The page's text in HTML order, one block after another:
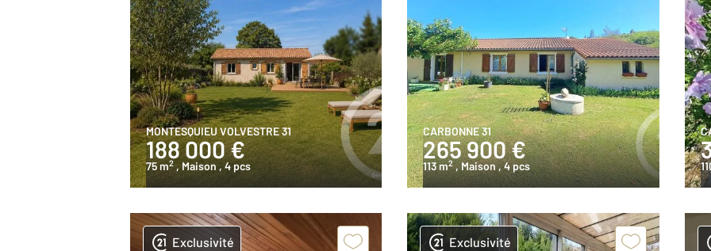
MONTESQUIEU VOLVESTRE 31
188 000 €
75 m2 , Maison , 4 pcs
CARBONNE 31
265 900 €
113 m2 , Maison, 4 pcs
Exclusivité Exclusivité